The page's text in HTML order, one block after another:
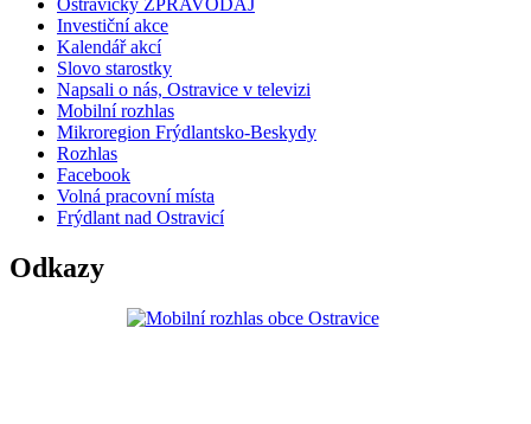
Ostravický ZPRAVODAJ
Investiční akce
Kalendář akcí
Slovo starostky
Napsali o nás, Ostravice v televizi
Mobilní rozhlas
Mikroregion Frýdlantsko-Beskydy
Rozhlas
Facebook
Volná pracovní místa
Frýdlant nad Ostravicí
Odkazy